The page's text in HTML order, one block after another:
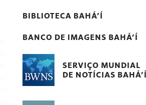
BIBLIOTECA BAHÁ’Í
BANCO DE IMAGENS BAHÁ’Í
SERVIÇO MUNDIAL
DE NOTÍCIAS